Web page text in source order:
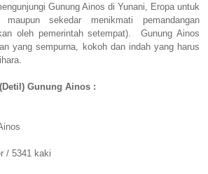
Gunung Ainos di Yunani, Eropa untuk
maupun sekedar menikmati pemandangan
oleh pemerintah setempat). Gunung Ainos
yang sempurna, kokoh dan indah yang harus
Gunung Ainos :
/ 5341 kaki